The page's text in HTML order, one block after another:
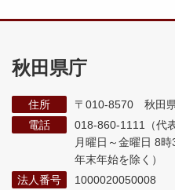
秋田県庁
住所
〒010-8570 秋田
電話
018-860-1111（代表
月曜日～金曜日 8
年末年始を除く）
法人番号
1000020050008